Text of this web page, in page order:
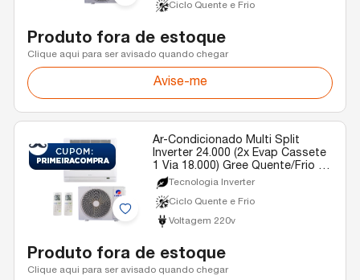
Ciclo Quente e Frio
Produto fora de estoque
Clique aqui para ser avisado quando chegar
Avise-me
Ar-Condicionado Multi Split
Inverter 24.000 (2x Evap Cassete
1 Via 18.000) Gree Quente/Frio R-
32 220v
Tecnologia Inverter
Ciclo Quente e Frio
Voltagem 220v
Produto fora de estoque
Clique aqui para ser avisado quando chegar